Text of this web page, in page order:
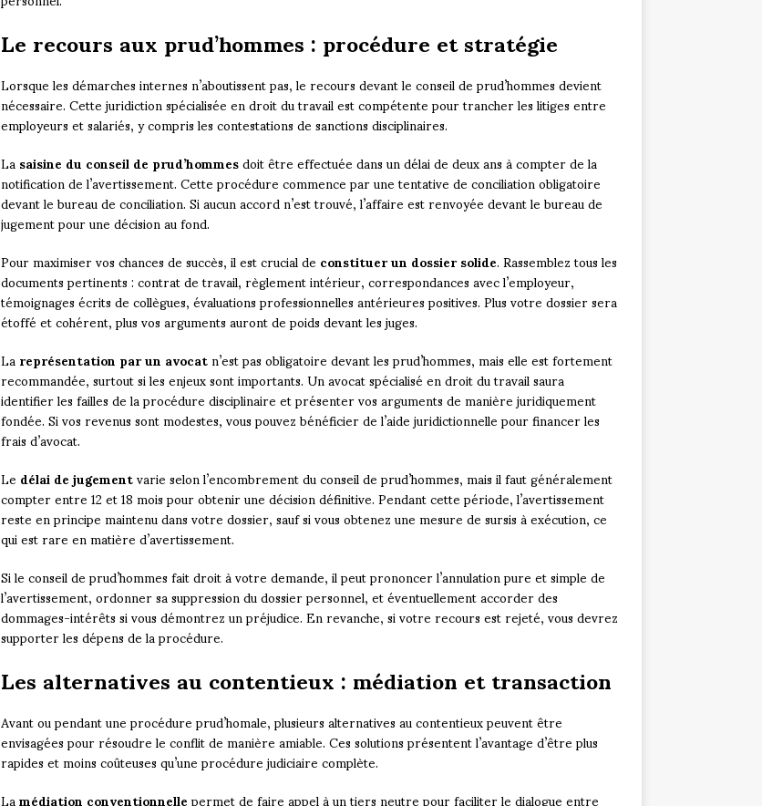
Le recours aux prud’hommes : procédure et stratégie
Lorsque les démarches internes n’aboutissent pas, le recours devant le conseil de prud’hommes devient
nécessaire. Cette juridiction spécialisée en droit du travail est compétente pour trancher les litiges entre
employeurs et salariés, y compris les contestations de sanctions disciplinaires.
Lasaisine du conseil de prud’hommesdoit être effectuée dans un délai de deux ans à compter de la
notification de l’avertissement. Cette procédure commence par une tentative de conciliation obligatoire
devant le bureau de conciliation. Si aucun accord n’est trouvé, l’affaire est renvoyée devant le bureau de
jugement pour une décision au fond.
Pour maximiser vos chances de succès, il est crucial deconstituer un dossier solide. Rassemblez tous les
documents pertinents : contrat de travail, règlement intérieur, correspondances avec l’employeur,
témoignages écrits de collègues, évaluations professionnelles antérieures positives. Plus votre dossier sera
étoffé et cohérent, plus vos arguments auront de poids devant les juges.
Lareprésentation par un avocatn’est pas obligatoire devant les prud’hommes, mais elle est fortement
recommandée, surtout si les enjeux sont importants. Un avocat spécialisé en droit du travail saura
identifier les failles de la procédure disciplinaire et présenter vos arguments de manière juridiquement
fondée. Si vos revenus sont modestes, vous pouvez bénéficier de l’aide juridictionnelle pour financer les
frais d’avocat.
Ledélai de jugementvarie selon l’encombrement du conseil de prud’hommes, mais il faut généralement
compter entre 12 et 18 mois pour obtenir une décision définitive. Pendant cette période, l’avertissement
reste en principe maintenu dans votre dossier, sauf si vous obtenez une mesure de sursis à exécution, ce
qui est rare en matière d’avertissement.
Si le conseil de prud’hommes fait droit à votre demande, il peut prononcer l’annulation pure et simple de
l’avertissement, ordonner sa suppression du dossier personnel, et éventuellement accorder des
dommages-intérêts si vous démontrez un préjudice. En revanche, si votre recours est rejeté, vous devrez
supporter les dépens de la procédure.
Les alternatives au contentieux : médiation et transaction
Avant ou pendant une procédure prud’homale, plusieurs alternatives au contentieux peuvent être
envisagées pour résoudre le conflit de manière amiable. Ces solutions présentent l’avantage d’être plus
rapides et moins coûteuses qu’une procédure judiciaire complète.